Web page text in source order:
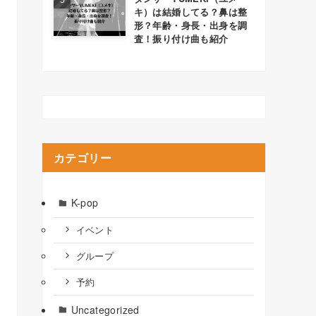
キ）は結婚してる？鼻は整
形？年齢・身長・出身を調
査！振り付け曲も紹介
カテゴリー
K-pop
イベント
グループ
予約
Uncategorized